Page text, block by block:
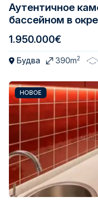
Аутентичное
бассейном в
1.950.000€
Будва 390m2
НОВОЕ